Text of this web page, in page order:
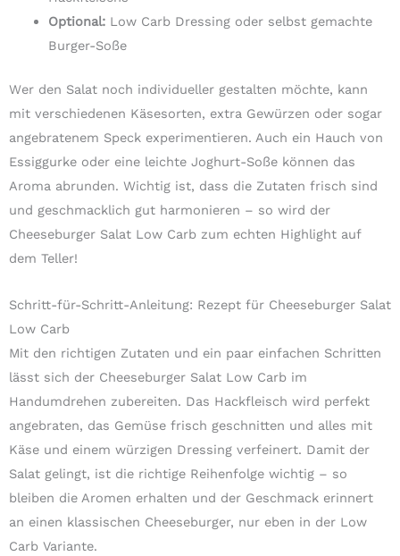
Optional: Low Carb Dressing oder selbst gemachte
Burger-Soße
Wer den Salat noch individueller gestalten möchte, kann
mit verschiedenen Käsesorten, extra Gewürzen oder sogar
angebratenem Speck experimentieren. Auch ein Hauch von
Essiggurke oder eine leichte Joghurt-Soße können das
Aroma abrunden. Wichtig ist, dass die Zutaten frisch sind
und geschmacklich gut harmonieren – so wird der
Cheeseburger Salat Low Carb zum echten Highlight auf
dem Teller!
Schritt-für-Schritt-Anleitung: Rezept für Cheeseburger Salat
Low Carb
Mit den richtigen Zutaten und ein paar einfachen Schritten
lässt sich der Cheeseburger Salat Low Carb im
Handumdrehen zubereiten. Das Hackfleisch wird perfekt
angebraten, das Gemüse frisch geschnitten und alles mit
Käse und einem würzigen Dressing verfeinert. Damit der
Salat gelingt, ist die richtige Reihenfolge wichtig – so
bleiben die Aromen erhalten und der Geschmack erinnert
an einen klassischen Cheeseburger, nur eben in der Low
Carb Variante.